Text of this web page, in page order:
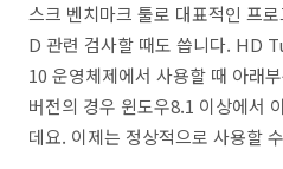
스크 벤치마크 툴로 대표적인 프
D 관련 검사할 때도 씁니다. HD
10 운영체제에서 사용할 때 아래
버전의 경우 윈도우8.1 이상에서
데요. 이제는 정상적으로 사용할